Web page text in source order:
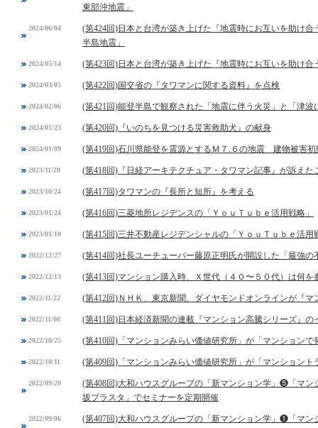
東部沖地震」
2024/06/04
(第424回)日本と台湾が築き上げた『地震時にお互いを助け
半島地震」
2024/05/14 (第423回)日本と台湾が築き上げた『地震時にお互いを助け合
2024/03/05 (第422回)国交省の『タワマンに関する資料』を点検
2024/02/06 (第421回)能登半島で観察された「地震に伴う火災」と「津波
2024/01/23 (第420回)『いのちを見つける災害救助犬』の献身
2024/01/09 (第419回)石川県能登を震源とするＭ７.６の地震 建物被害初
2023/11/28 (第418回)『日経アーキテクチュア・タワマン記事』が訴えた
2023/10/24 (第417回)タワマンの『長所と短所』を考える
2023/01/24 (第416回)三菱地所レジデンスの「ＹｏｕＴｕｂｅ活用戦略」
2023/01/10 (第415回)三井不動産レジデンシャルの「ＹｏｕＴｕｂｅ活用
2022/12/27 (第414回)社長ユーチューバー藤原正明氏が開設した「最強の
2022/12/13 (第413回)マンション購入時、Ｘ世代（４０〜５０代）は何を
2022/11/22 (第412回)ＮＨＫ、東京新聞、ダイヤモンドオンラインが『マ
2022/11/08 (第411回)日本経済新聞の連載『マンション高騰シリーズ』の
2022/10/25 (第410回)「マンションみらい価値研究所」が「マンションで
2022/10/11 (第409回)「マンションみらい価値研究所」が「マンショント
2022/09/20
(第408回)大和ハウスグループの「新マンション学」❺「マン
坂プラスタ」でセミナーを定期開催
2022/09/06 (第407回)大和ハウスグループの「新マンション学」❶「マン